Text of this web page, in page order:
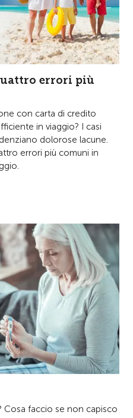
errori più
con carta di credito
in viaggio? I casi
dolorose lacune.
errori più comuni in
Cosa faccio se non capisco